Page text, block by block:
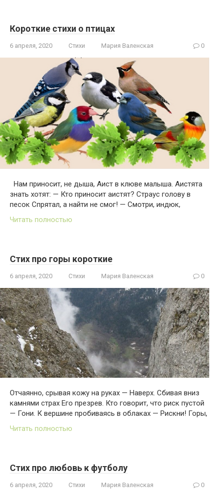
Короткие стихи о птицах
6 апреля, 2020 Стихи Мария Валенская 0
Нам приносит, не дыша, Аист в клюве малыша. Аистята
знать хотят: — Кто приносит аистят? Страус голову в
песок Спрятал, а найти не смог! — Смотри, индюк,
Читать полностью
Стих про горы короткие
6 апреля, 2020 Стихи Мария Валенская 0
Отчаянно, срывая кожу на руках — Наверх. Сбивая вниз
камнями страх Его презрев. Кто говорит, что риск пустой
— Гони. К вершине пробиваясь в облаках — Рискни! Горы,
Читать полностью
Стих про любовь к футболу
6 апреля, 2020 Стихи Мария Валенская 0